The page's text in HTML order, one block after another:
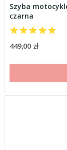
Szyba
czarna
449,00 zł